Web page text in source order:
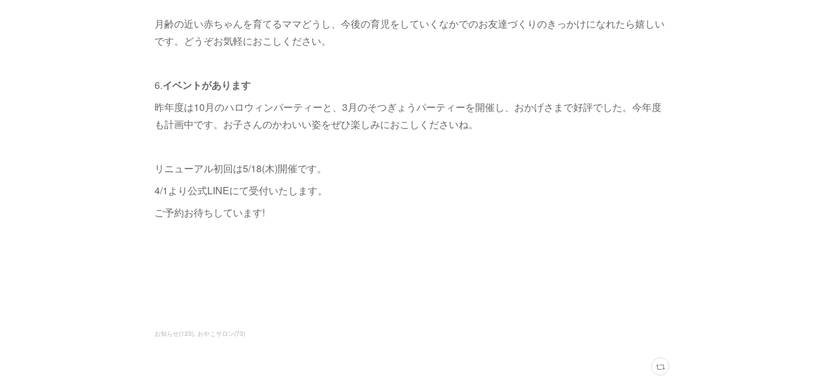
月齢の近い赤ちゃんを育てるママどうし、今後の育児をしていくなかでのお友達づくりのきっかけになれたら嬉しい
です。どうぞお気軽におこしください。
6.イベントがあります
昨年度は10月のハロウィンパーティーと、3月のそつぎょうパーティーを開催し、おかげさまで好評でした。今年度
も計画中です。お子さんのかわいい姿をぜひ楽しみにおこしくださいね。
リニューアル初回は5/18(木)開催です。
4/1より公式LINEにて受付いたします。
ご予約お待ちしています!
お知らせ(123) おやこサロン(73)